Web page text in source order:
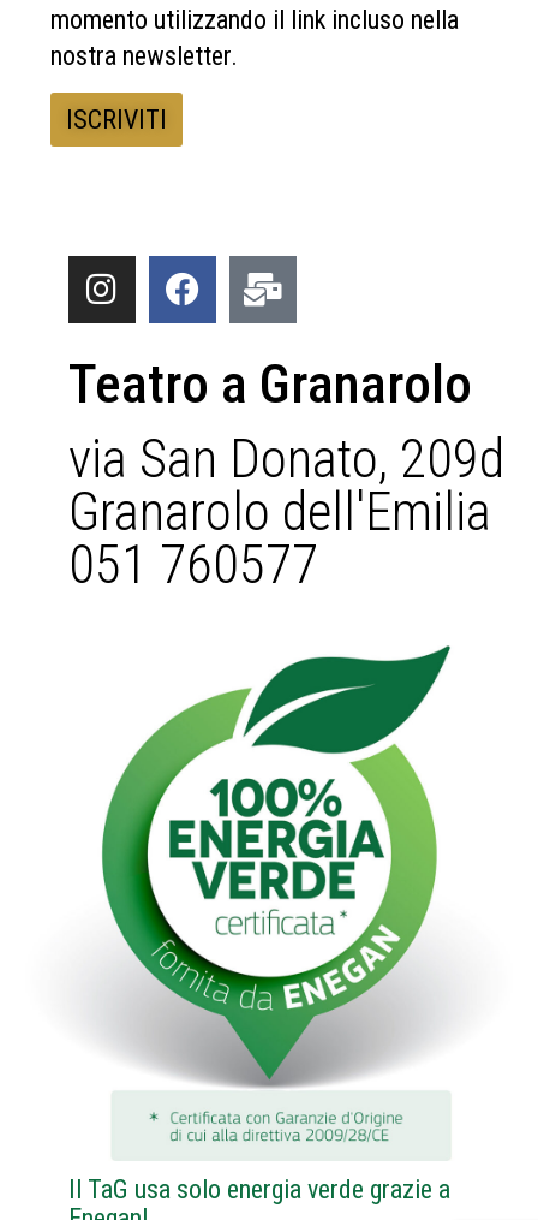
momento utilizzando il link incluso nella
nostra newsletter.
Teatro a Granarolo
via San Donato, 209d
Granarolo dell'Emilia
051 760577
Il TaG usa solo energia verde grazie a